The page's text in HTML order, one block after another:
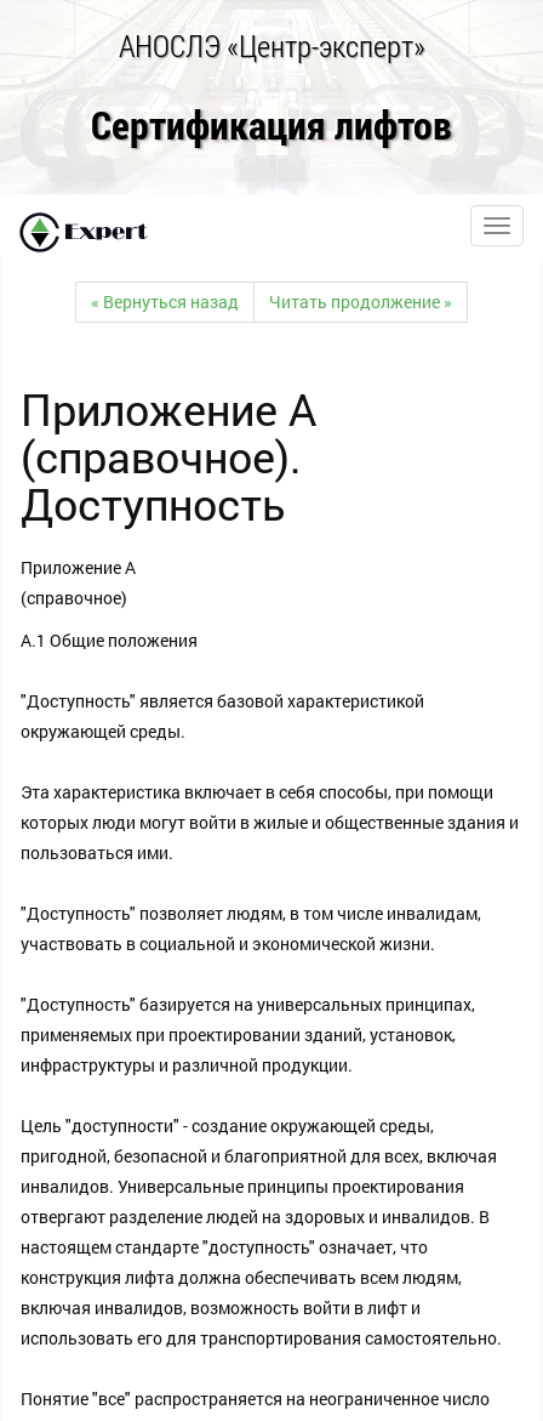
АНОСЛЭ «Центр-эксперт»
Сертификация лифтов
« Вернуться назад
Читать продолжение »
Приложение А
(справочное).
Доступность
Приложение А
(справочное)
А.1 Общие положения
"Доступность" является базовой характеристикой
окружающей среды.
Эта характеристика включает в себя способы, при помощи
которых люди могут войти в жилые и общественные здания и
пользоваться ими.
"Доступность" позволяет людям, в том числе инвалидам,
участвовать в социальной и экономической жизни.
"Доступность" базируется на универсальных принципах,
применяемых при проектировании зданий, установок,
инфраструктуры и различной продукции.
Цель "доступности" - создание окружающей среды,
пригодной, безопасной и благоприятной для всех, включая
инвалидов. Универсальные принципы проектирования
отвергают разделение людей на здоровых и инвалидов. В
настоящем стандарте "доступность" означает, что
конструкция лифта должна обеспечивать всем людям,
включая инвалидов, возможность войти в лифт и
использовать его для транспортирования самостоятельно.
Понятие "все" распространяется на неограниченное число